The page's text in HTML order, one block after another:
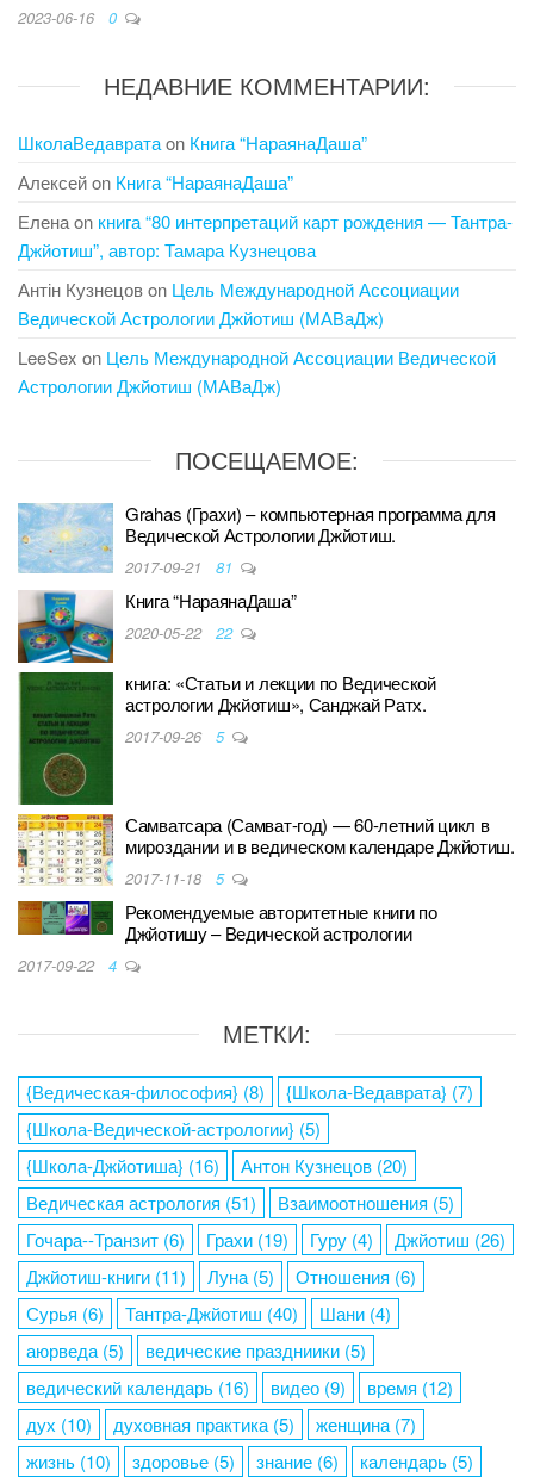
2023-06-16 0
НЕДАВНИЕ КОММЕНТАРИИ:
ШколаВедавратаon Книга “НараянаДаша”
Алексейon Книга “НараянаДаша”
Еленаon книга “80 интерпретаций карт рождения — Тантра-
Джйотиш”, автор: Тамара Кузнецова
Антін Кузнецовon Цель Международной Ассоциации
Ведической Астрологии Джйотиш (МАВаДж)
LeeSex on Цель Международной Ассоциации Ведической
Астрологии Джйотиш (МАВаДж)
ПОСЕЩАЕМОЕ:
Grahas (Грахи) – компьютерная программа для
Ведической Астрологии Джйотиш.
2017-09-21 81
Книга “НараянаДаша”
2020-05-22 22
книга: «Статьи и лекции по Ведической
астрологии Джйотиш», Санджай Ратх.
2017-09-26 5
Самватсара (Самват-год) — 60-летний цикл в
мироздании и в ведическом календаре Джйотиш.
2017-11-18 5
Рекомендуемые авторитетные книги по
Джйотишу – Ведической астрологии
2017-09-22 4
МЕТКИ:
{Ведическая-философия} (8) {Школа-Ведаврата} (7)
{Школа-Ведической-астрологии} (5)
{Школа-Джйотиша} (16) Антон Кузнецов (20)
Ведическая астрология (51) Взаимоотношения (5)
Гочара--Транзит (6) Грахи (19) Гуру (4) Джйотиш (26)
Джйотиш-книги (11) Луна(5) Отношения (6)
Сурья (6) Тантра-Джйотиш (40) Шани (4)
аюрведа(5) ведические праздниики (5)
ведический календарь (16) видео (9) время (12)
дух (10) духовная практика(5) женщина(7)
жизнь (10) здоровье (5) знание (6) календарь (5)